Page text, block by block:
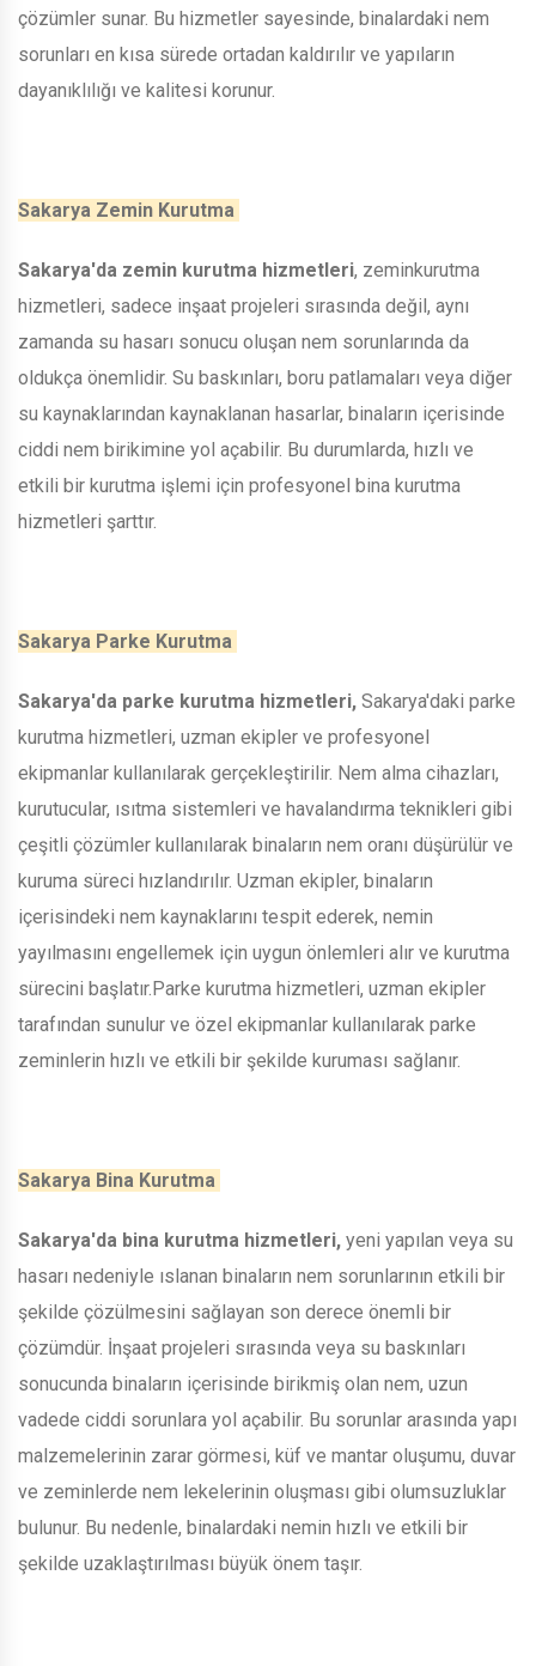
çözümler sunar. Bu hizmetler sayesinde, binalardaki nem
sorunları en kısa sürede ortadan kaldırılır ve yapıların
dayanıklılığı ve kalitesi korunur.
Sakarya Zemin Kurutma
Sakarya'da zemin kurutma hizmetleri, zeminkurutma
hizmetleri, sadece inşaat projeleri sırasında değil, aynı
zamanda su hasarı sonucu oluşan nem sorunlarında da
oldukça önemlidir. Su baskınları, boru patlamaları veya diğer
su kaynaklarından kaynaklanan hasarlar, binaların içerisinde
ciddi nem birikimine yol açabilir. Bu durumlarda, hızlı ve
etkili bir kurutma işlemi için profesyonel bina kurutma
hizmetleri şarttır.
Sakarya Parke Kurutma
Sakarya'da parke kurutma hizmetleri, Sakarya'daki parke
kurutma hizmetleri, uzman ekipler ve profesyonel
ekipmanlar kullanılarak gerçekleştirilir. Nem alma cihazları,
kurutucular, ısıtma sistemleri ve havalandırma teknikleri gibi
çeşitli çözümler kullanılarak binaların nem oranı düşürülür ve
kuruma süreci hızlandırılır. Uzman ekipler, binaların
içerisindeki nem kaynaklarını tespit ederek, nemin
yayılmasını engellemek için uygun önlemleri alır ve kurutma
sürecini başlatır.Parke kurutma hizmetleri, uzman ekipler
tarafından sunulur ve özel ekipmanlar kullanılarak parke
zeminlerin hızlı ve etkili bir şekilde kuruması sağlanır.
Sakarya Bina Kurutma
Sakarya'da bina kurutma hizmetleri, yeni yapılan veya su
hasarı nedeniyle ıslanan binaların nem sorunlarının etkili bir
şekilde çözülmesini sağlayan son derece önemli bir
çözümdür. İnşaat projeleri sırasında veya su baskınları
sonucunda binaların içerisinde birikmiş olan nem, uzun
vadede ciddi sorunlara yol açabilir. Bu sorunlar arasında yapı
malzemelerinin zarar görmesi, küf ve mantar oluşumu, duvar
ve zeminlerde nem lekelerinin oluşması gibi olumsuzluklar
bulunur. Bu nedenle, binalardaki nemin hızlı ve etkili bir
şekilde uzaklaştırılması büyük önem taşır.